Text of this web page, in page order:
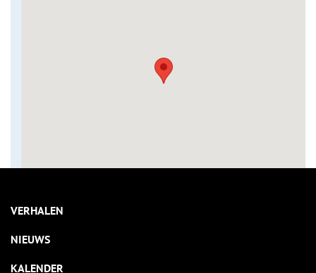
VERHALEN
NIEUWS
KALENDER